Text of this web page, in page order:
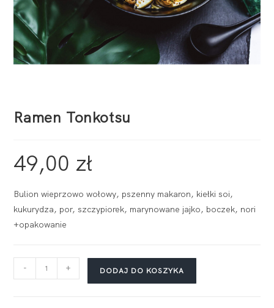
Ramen Tonkotsu
49,00 zł
Bulion wieprzowo wołowy, pszenny makaron, kiełki soi,
kukurydza, por, szczypiorek, marynowane jajko, boczek, nori
+opakowanie
- + DODAJ DO KOSZYKA